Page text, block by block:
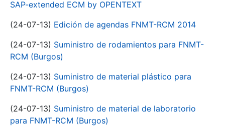
SAP-extended ECM by OPENTEXT
(24-07-13) Edición de agendas FNMT-RCM 2014
(24-07-13) Suministro de rodamientos para FNMT-
RCM (Burgos)
(24-07-13) Suministro de material plástico para
FNMT-RCM (Burgos)
(24-07-13) Suministro de material de laboratorio
para FNMT-RCM (Burgos)